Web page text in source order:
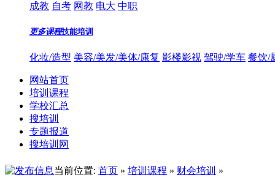
成教 自考 网教 电大 中职
更多课程技能培训
化妆/造型 美容/美发/美体/康复 影楼影视 驾驶/学车 餐饮/
网站首页
培训课程
学校汇总
搜培训
专题报道
搜培训网
当前位置: 首页 » 培训课程 » 财会培训 »